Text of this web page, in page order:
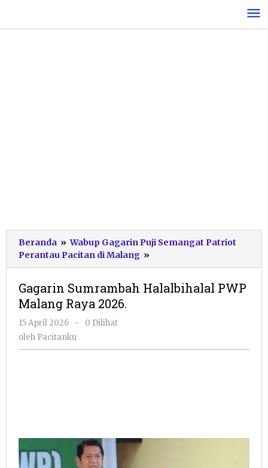
konten
Beranda » Wabup Gagarin Puji Semangat Patriot
Perantau Pacitan di Malang »
Sumrambah
PWP
Gagarin Sumrambah Halalbihalal PWP
Malang Raya 2026.
15 April 2026
oleh
Pacitanku
-
0 Dilihat
oleh Pacitanku